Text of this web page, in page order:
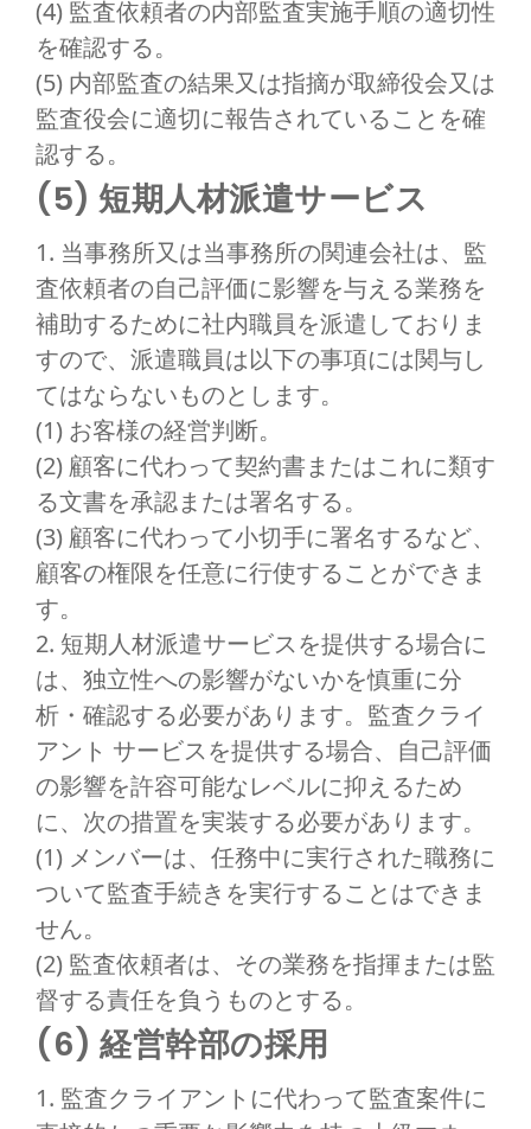
(4) 監査依頼者の内部監査実施手順の適切性
を確認する。
(5) 内部監査の結果又は指摘が取締役会又は
監査役会に適切に報告されていることを確
認する。
(5) 短期人材派遣サービス
1. 当事務所又は当事務所の関連会社は、監
査依頼者の自己評価に影響を与える業務を
補助するために社内職員を派遣しておりま
すので、派遣職員は以下の事項には関与し
てはならないものとします。
(1) お客様の経営判断。
(2) 顧客に代わって契約書またはこれに類す
る文書を承認または署名する。
(3) 顧客に代わって小切手に署名するなど、
顧客の権限を任意に行使することができま
す。
2. 短期人材派遣サービスを提供する場合に
は、独立性への影響がないかを慎重に分
析・確認する必要があります。監査クライ
アント サービスを提供する場合、自己評価
の影響を許容可能なレベルに抑えるため
に、次の措置を実装する必要があります。
(1) メンバーは、任務中に実行された職務に
ついて監査手続きを実行することはできま
せん。
(2) 監査依頼者は、その業務を指揮または監
督する責任を負うものとする。
(6) 経営幹部の採用
1. 監査クライアントに代わって監査案件に